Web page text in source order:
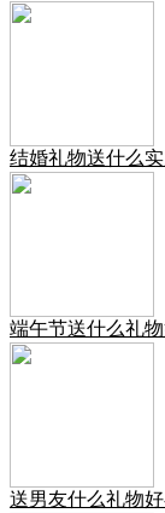
结婚礼物送什么
端午节送什么礼
送男友什么礼物